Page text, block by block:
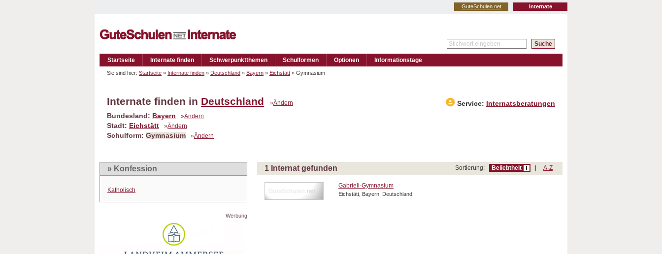
Internate
GuteSchulen.net
Startseite Internate finden Schwerpunktthemen Schulformen Optionen Informationstage
Sie sind hier: Startseite » Internate finden » Deutschland » Bayern » Eichstätt » Gymnasium
Internate finden in Deutschland »Ändern Service:
Internatsberatungen
Bundesland: Bayern »Ändern
Stadt: Eichstätt »Ändern
Schulform: Gymnasium »Ändern
» Konfession
Katholisch
Werbung
1 Internat gefunden Sortierung: Beliebtheit A-Z
Gabrieli-Gymnasium
Eichstätt, Bayern, Deutschland